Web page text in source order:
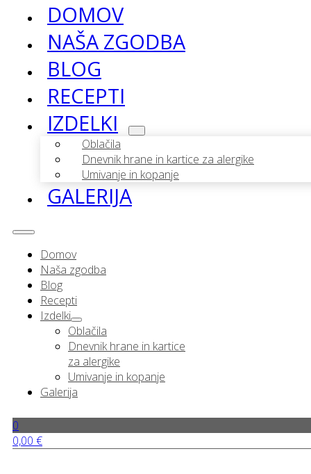
DOMOV
NAŠA ZGODBA
BLOG
RECEPTI
IZDELKI
Oblačila
Dnevnik hrane in kartice za alergike
Umivanje in kopanje
GALERIJA
Domov
Naša zgodba
Blog
Recepti
Izdelki
Oblačila
Dnevnik hrane in kartice
za alergike
Umivanje in kopanje
Galerija
0
0,00 €